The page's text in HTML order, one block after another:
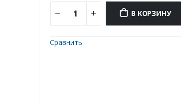
В КОРЗИНУ
Сравнить